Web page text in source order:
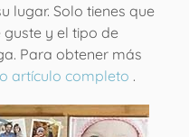
lugar. Solo tienes que
y el tipo de
Para obtener más
artículo completo .